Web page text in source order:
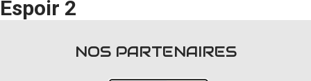
PHOTOS / VIDÉOS
PARTENAIRES
Espoir 2
NOS PARTENAIRES